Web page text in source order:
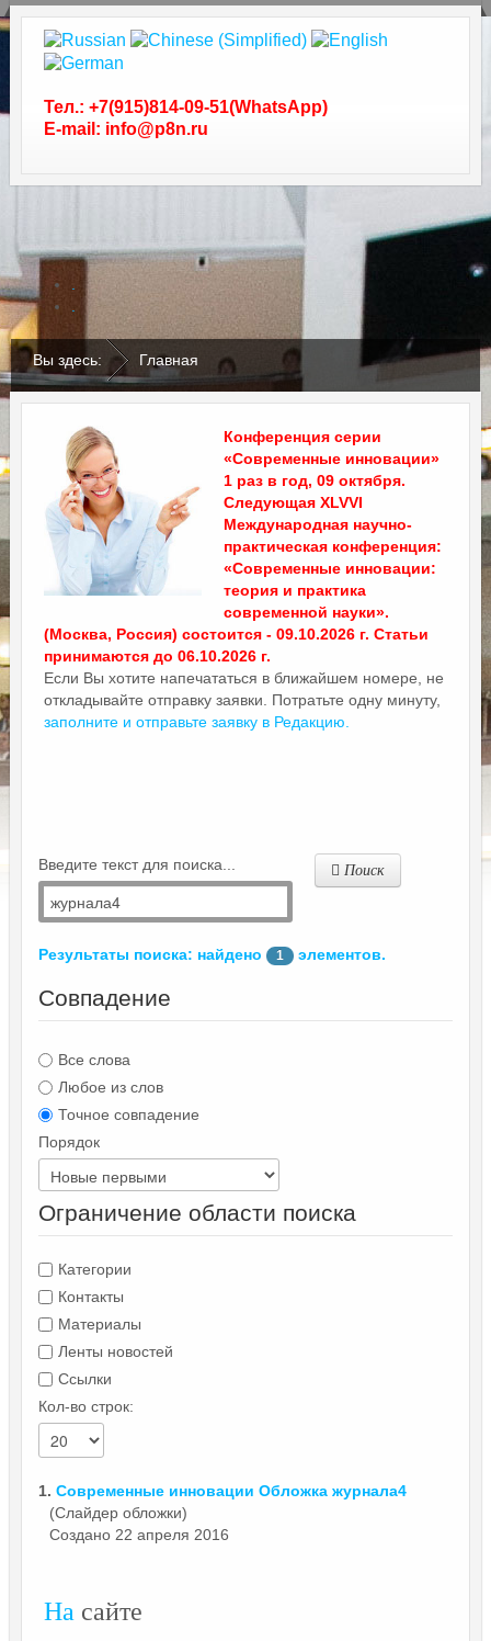
Тел.: +7(915)814-09-51(WhatsApp)
E-mail: info@p8n.ru
Вы здесь: Главная
Конференция серии
«Современные инновации»
1 раз в год, 09 октября.
Следующая XLVVI
Международная научно-
практическая конференция:
«Современные инновации:
теория и практика
современной науки».
(Москва, Россия) состоится - 09.10.2026 г. Статьи
принимаются до 06.10.2026 г.
Если Вы хотите напечататься в ближайшем номере, не
откладывайте отправку заявки. Потратьте одну минуту,
заполните и отправьте заявку в Редакцию.
Введите текст для поиска... Поиск
Результаты поиска: найдено 1 элементов.
Совпадение
Все слова
Любое из слов
Точное совпадение
Порядок
Ограничение области поиска
Категории
Контакты
Материалы
Ленты новостей
Ссылки
Кол-во строк:
1. Современные инновации Обложка журнала4
(Слайдер обложки)
Создано 22 апреля 2016
На сайте